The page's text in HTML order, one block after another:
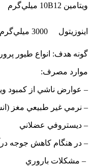
ويتامين B1210 ميلي‌گرم
اينوزيتول 3000 ميلي‌گرم
گونه هدف: انواع طيور
موارد مصرف:
– عوارض ناشي از كمبود
– نرمي غير طبيعي مغز
– ديستروفي عضلاني
– در هنگام كاهش جوجه
– مشكلات باروري